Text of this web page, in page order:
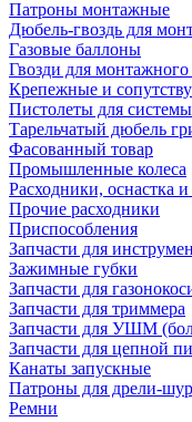
Патроны монтажные
Дюбель-гвоздь для
Газовые баллоны
Гвозди для монтажного
Крепежные и
Пистолеты для
Тарельчатый дюбель
Фасованный товар
Промышленные колеса
Расходники, оснастка и
Прочие расходники
Приспособления
Запчасти для
Зажимные губки
Запчасти для
Запчасти для триммера
Запчасти для УШМ
Запчасти для цепной
Канаты запускные
Патроны для дрели-
Ремни